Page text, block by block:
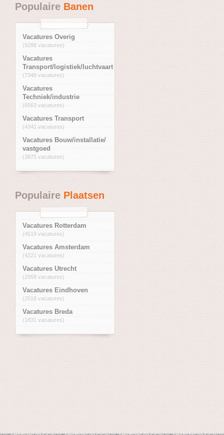
PopulaireBanen
Vacatures Overig
(9288 vacatures)
Vacatures
Transport/logistiek/luchtvaart
(7348 vacatures)
Vacatures
Techniek/industrie
(6563 vacatures)
Vacatures Transport
(4341 vacatures)
Vacatures Bouw/installatie/
vastgoed
(3875 vacatures)
PopulairePlaatsen
Vacatures Rotterdam
(4519 vacatures)
Vacatures Amsterdam
(4221 vacatures)
Vacatures Utrecht
(2958 vacatures)
Vacatures Eindhoven
(2518 vacatures)
Vacatures Breda
(1831 vacatures)